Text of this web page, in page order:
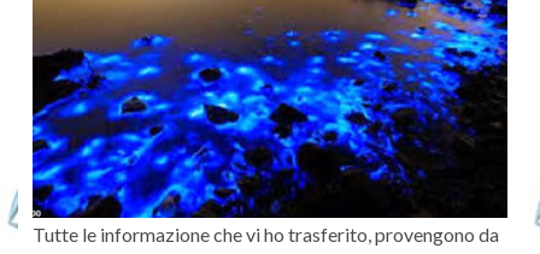
Tutte le informazione che vi ho trasferito, provengono da